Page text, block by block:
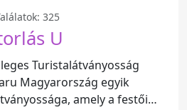
325
U
Turistalátványosság
amely a festői